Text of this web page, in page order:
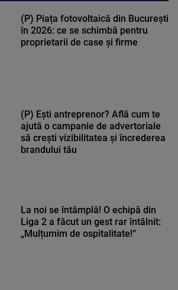
(P) Piața fotovoltaică din București
în 2026: ce se schimbă pentru
proprietarii de case și firme
(P) Ești antreprenor? Află cum te
ajută o campanie de advertoriale
să crești vizibilitatea și încrederea
brandului tău
La noi se întâmplă! O echipă din
Liga 2 a făcut un gest rar întâlnit:
„Mulțumim de ospitalitate!”